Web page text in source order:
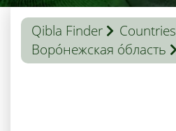
Qibla Finder Countries
Воро́нежская о́бласть